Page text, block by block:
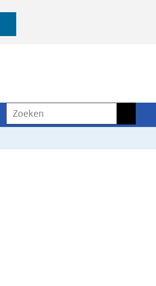
Zoeken